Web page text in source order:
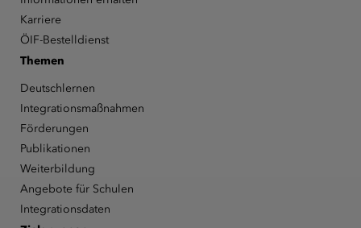
Karriere
ÖIF-Bestelldienst
Themen
Deutschlernen
Integrationsmaßnahmen
Förderungen
Publikationen
Weiterbildung
Angebote für Schulen
Integrationsdaten